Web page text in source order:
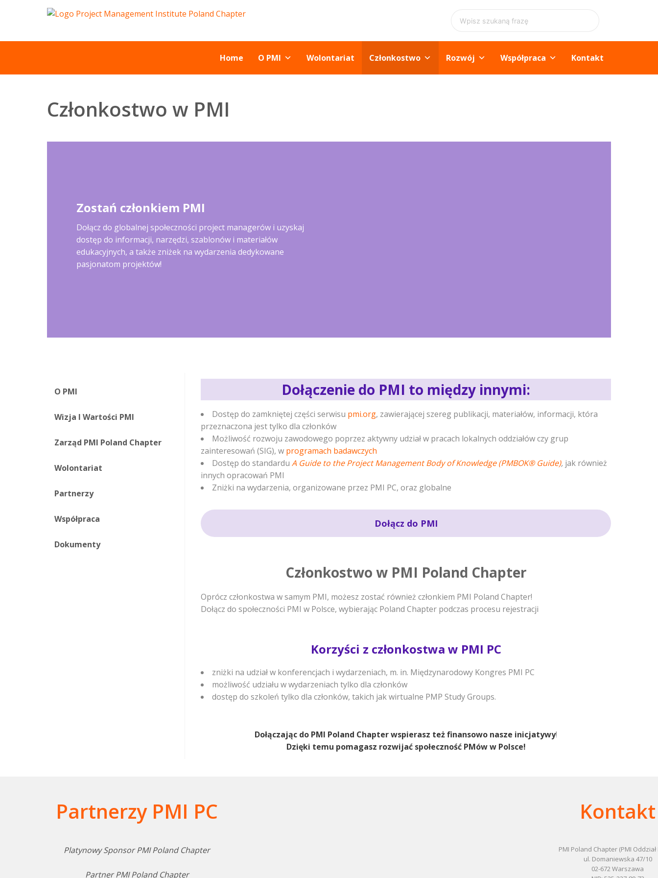
Home O PMI Wolontariat Członkostwo Rozwój Współpraca Kontakt
Członkostwo w PMI
Zostań członkiem PMI
Dołącz do globalnej społeczności project managerów i uzyskaj
dostęp do informacji, narzędzi, szablonów i materiałów
edukacyjnych, a także zniżek na wydarzenia dedykowane
pasjonatom projektów!
O PMI
Wizja I Wartości PMI
Zarząd PMI Poland Chapter
Wolontariat
Partnerzy
Współpraca
Dokumenty
Dołączenie do PMI to między innymi:
Dostęp do zamkniętej części serwisu pmi.org, zawierającej szereg publikacji, materiałów, informacji, która
przeznaczona jest tylko dla członków
Możliwość rozwoju zawodowego poprzez aktywny udział w pracach lokalnych oddziałów czy grup
zainteresowań (SIG), w programach badawczych
Dostęp do standardu A Guide to the Project Management Body of Knowledge (PMBOK® Guide), jak również
innych opracowań PMI
Zniżki na wydarzenia, organizowane przez PMI PC, oraz globalne
Dołącz do PMI
Członkostwo w PMI Poland Chapter
Oprócz członkostwa w samym PMI, możesz zostać również członkiem PMI Poland Chapter!
Dołącz do społeczności PMI w Polsce, wybierając Poland Chapter podczas procesu rejestracji
Korzyści z członkostwa w PMI PC
zniżki na udział w konferencjach i wydarzeniach, m. in. Międzynarodowy Kongres PMI PC
możliwość udziału w wydarzeniach tylko dla członków
dostęp do szkoleń tylko dla członków, takich jak wirtualne PMP Study Groups.
Dołączając do PMI Poland Chapter wspierasz też finansowo nasze inicjatywy!
Dzięki temu pomagasz rozwijać społeczność PMów w Polsce!
Partnerzy PMI PC
Platynowy Sponsor PMI Poland Chapter
Partner PMI Poland Chapter
Kontakt
PMI Poland Chapter (PMI Oddział
ul. Domaniewska 47/10
02-672 Warszawa